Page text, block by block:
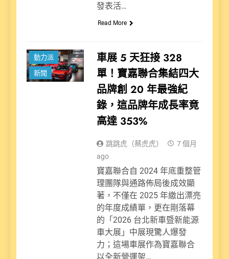
發表活…
Read More
動力派
新聞
車展 5 天狂接 328
單！寶嘉聯合集結四大
品牌創 20 年最強紀
錄，這品牌年成長率竟
高達 353%
跳跳虎（蔡虎虎）
7 個月
ago
寶嘉聯合自 2024 年底重整管
理團隊與通路佈局後成效顯
著，不僅在 2025 年繳出漂亮
的年度成績單，更在剛落幕
的「2026 台北新車暨新能源
車大展」中展現驚人爆發
力；這場車展作為寶嘉聯合
以全新營運架…